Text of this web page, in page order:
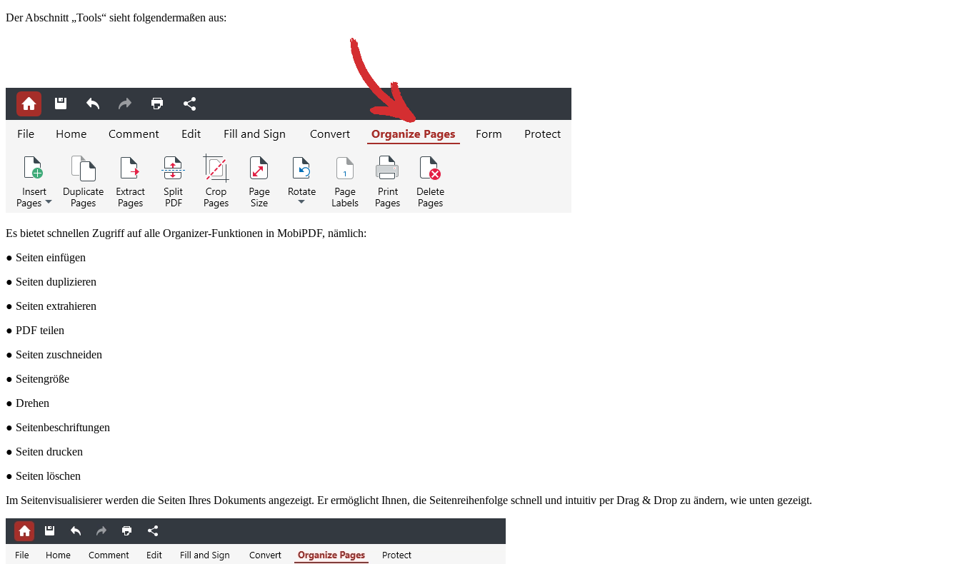
Der Abschnitt „Tools“ sieht folgendermaßen aus:
Es bietet schnellen Zugriff auf alle Organizer-Funktionen in MobiPDF, nämlich:
● Seiten einfügen
● Seiten duplizieren
● Seiten extrahieren
● PDF teilen
● Seiten zuschneiden
● Seitengröße
● Drehen
● Seitenbeschriftungen
● Seiten drucken
● Seiten löschen
Im Seitenvisualisierer werden die Seiten Ihres Dokuments angezeigt. Er ermöglicht Ihnen, die Seitenreihenfolge schnell und intuitiv per Drag & Drop zu ändern, wie unten gezeigt.